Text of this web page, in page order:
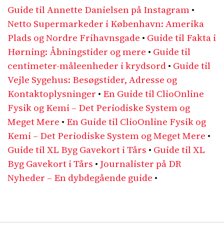
Guide til Annette Danielsen på Instagram•
Netto Supermarkeder i København: Amerika
Plads og Nordre Frihavnsgade • Guide til Fakta i
Hørning: Åbningstider og mere • Guide til
centimeter-måleenheder i krydsord• Guide til
Vejle Sygehus: Besøgstider, Adresse og
Kontaktoplysninger • En Guide til ClioOnline
Fysik og Kemi – Det Periodiske System og
Meget Mere • En Guide til ClioOnline Fysik og
Kemi – Det Periodiske System og Meget Mere •
Guide til XL Byg Gavekort i Tårs • Guide til XL
Byg Gavekort i Tårs • Journalister på DR
Nyheder – En dybdegående guide •